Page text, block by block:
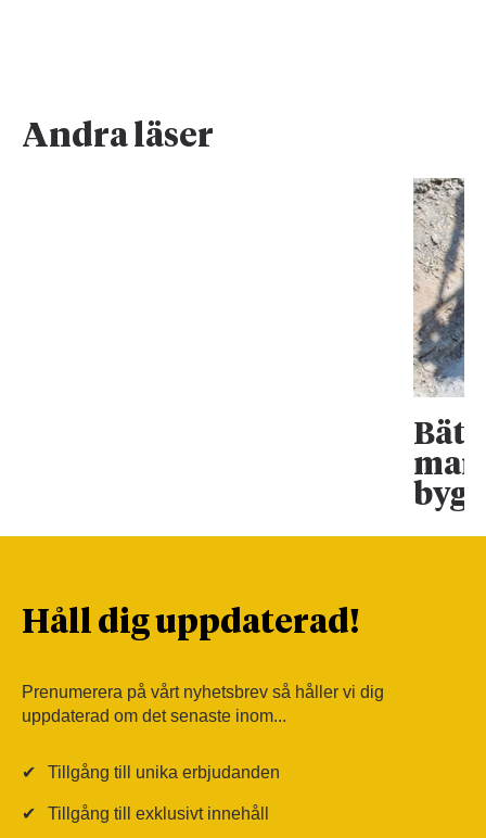
Andra läser
Håll dig uppdaterad!
Prenumerera på vårt nyhetsbrev så håller vi dig
uppdaterad om det senaste inom...
✔ Tillgång till unika erbjudanden
✔ Tillgång till exklusivt innehåll